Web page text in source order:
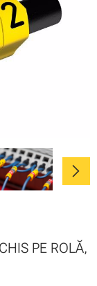
chevron_right
PE ROLĂ,